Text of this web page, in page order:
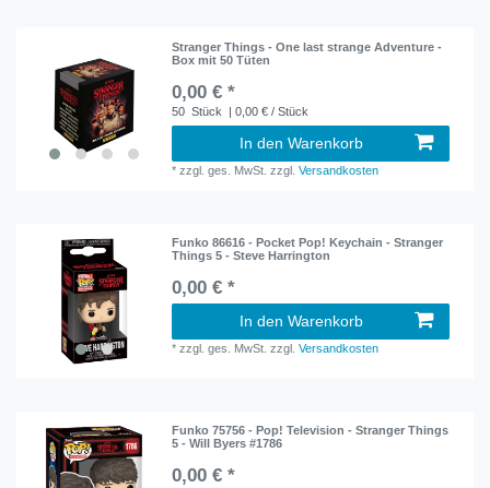
Stranger Things - One last strange Adventure -
Box mit 50 Tüten
0,00 € *
50 Stück | 0,00 € / Stück
In den Warenkorb
*zzgl. ges. MwSt. zzgl.Versandkosten
Funko 86616 - Pocket Pop! Keychain - Stranger
Things 5 - Steve Harrington
0,00 € *
In den Warenkorb
*zzgl. ges. MwSt. zzgl.Versandkosten
Funko 75756 - Pop! Television - Stranger Things
5 - Will Byers #1786
0,00 € *